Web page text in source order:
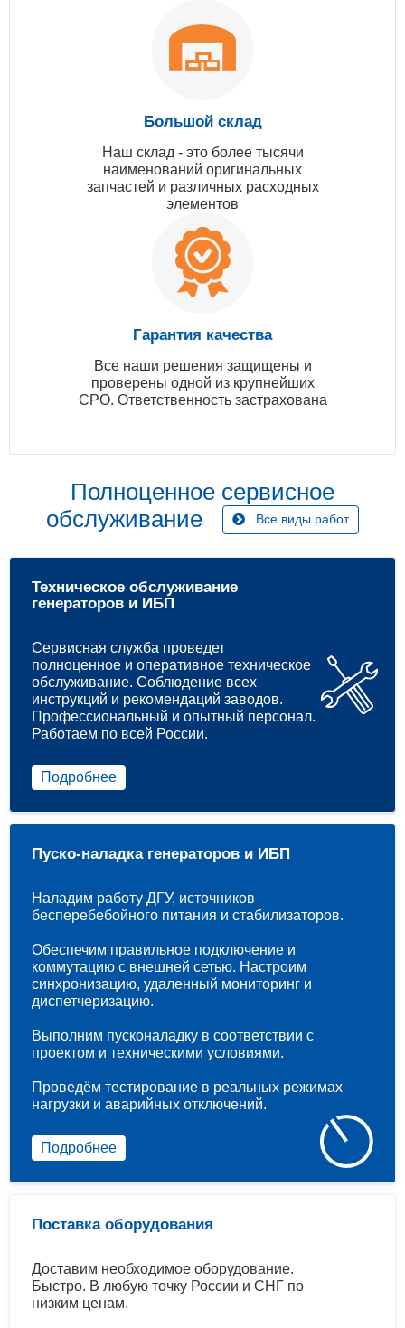
Большой склад
Наш склад - это более тысячи
наименований оригинальных
запчастей и различных расходных
элементов
Гарантия качества
Все наши решения защищены и
проверены одной из крупнейших
СРО. Ответственность застрахована
Полноценное сервисное
обслуживание
Все виды работ
Техническое обслуживание
генераторов и ИБП
Сервисная служба проведет
полноценное и оперативное техническое
обслуживание. Соблюдение всех
инструкций и рекомендаций заводов.
Профессиональный и опытный персонал.
Работаем по всей России.
Подробнее
Поставка оборудования
Доставим необходимое оборудование.
Быстро. В любую точку России и СНГ по
низким ценам.
Пуско-наладка генераторов и ИБП
Наладим работу ДГУ, источников
бесперебебойного питания и стабилизаторов.
Обеспечим правильное подключение и
коммутацию с внешней сетью. Настроим
синхронизацию, удаленный мониторинг и
диспетчеризацию.
Выполним пусконаладку в соответствии с
проектом и техническими условиями.
Проведём тестирование в реальных режимах
нагрузки и аварийных отключений.
Подробнее